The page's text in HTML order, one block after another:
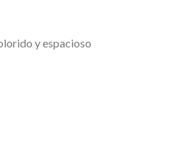
y espacioso